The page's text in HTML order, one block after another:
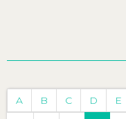
A B C D E